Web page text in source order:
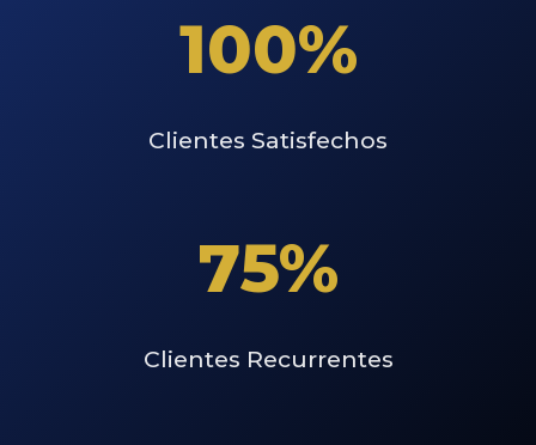
100%
Clientes Satisfechos
75%
Clientes Recurrentes